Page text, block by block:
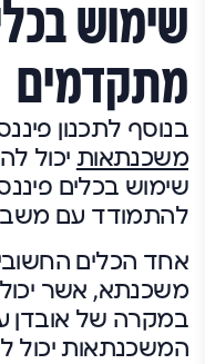
שימוש
מתקדמים
בנוסף לתכנון
משכנתאות יכול
שימוש בכלים
להתמודד עם
אחד הכלים
משכנתא, אשר
במקרה של אובדן
המשכנתאות יכול